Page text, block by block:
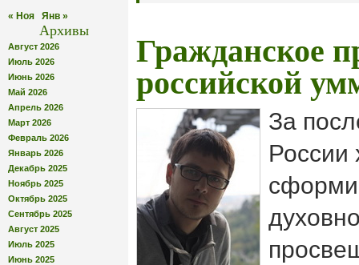
« Ноя Янв »
Архивы
Август 2026
Июль 2026
Июнь 2026
Май 2026
Апрель 2026
Март 2026
Февраль 2026
Январь 2026
Декабрь 2025
Ноябрь 2025
Октябрь 2025
Сентябрь 2025
Август 2025
Июль 2025
Июнь 2025
Гражданское
российской
За
России